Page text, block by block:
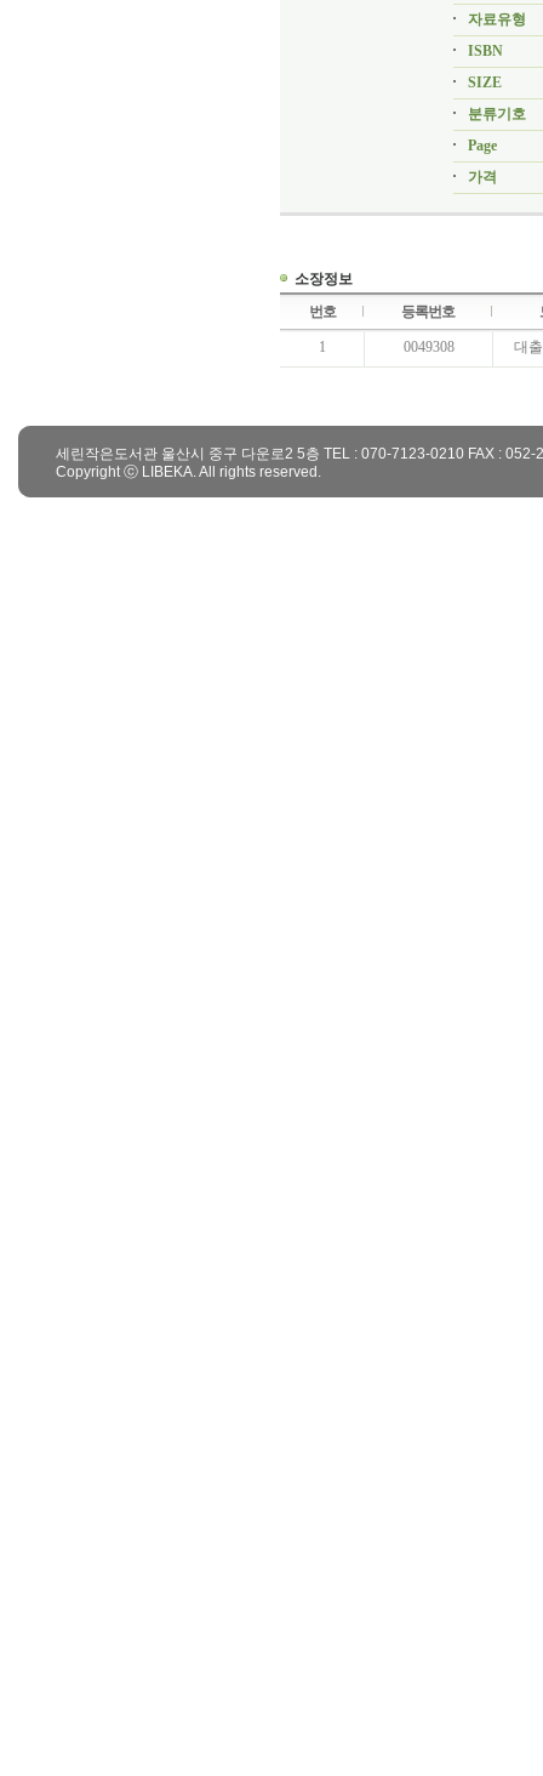
자료유형
ISBN
SIZE
분류기호
Page
가격
소장정보
번호
등록번호
1 0049308 대
세린작은도서관 울산시 중구 다운로2 5층 TEL : 070-7123-0210 FAX :
Copyright ⓒ LIBEKA. All rights reserved.